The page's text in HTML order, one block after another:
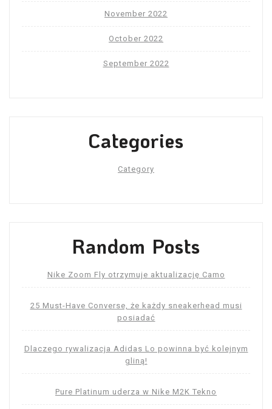
November 2022
October 2022
September 2022
Categories
Category
Random Posts
Nike Zoom Fly otrzymuje aktualizację Camo
25 Must-Have Converse, że każdy sneakerhead musi
posiadać
Dlaczego rywalizacja Adidas Lo powinna być kolejnym
gliną!
Pure Platinum uderza w Nike M2K Tekno